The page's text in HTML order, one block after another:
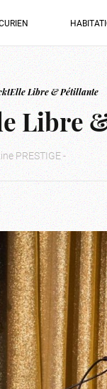
Libre & Pétillante
Libre
PRESTIGE -